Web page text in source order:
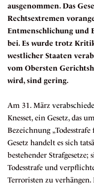
ausgenommen. Das
Rechtsextremen
Entmenschlichung und
bei. Es wurde trotz
westlicher Staaten
vom Obersten
wird, sind gering.
Am 31. März
Knesset, ein Gesetz, das
Bezeichnung
Gesetz handelt es sich
bestehender
Todesstrafe und
Terroristen zu